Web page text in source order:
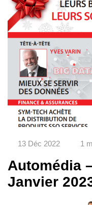
13 Déc 2022 1
Automédia
Janvier